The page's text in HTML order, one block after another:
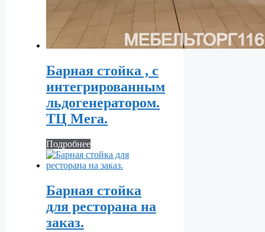
Барная стойка , с
интегрированным
льдогенератором.
ТЦ Мега.
Подробнее
Барная стойка
для ресторана на
заказ.